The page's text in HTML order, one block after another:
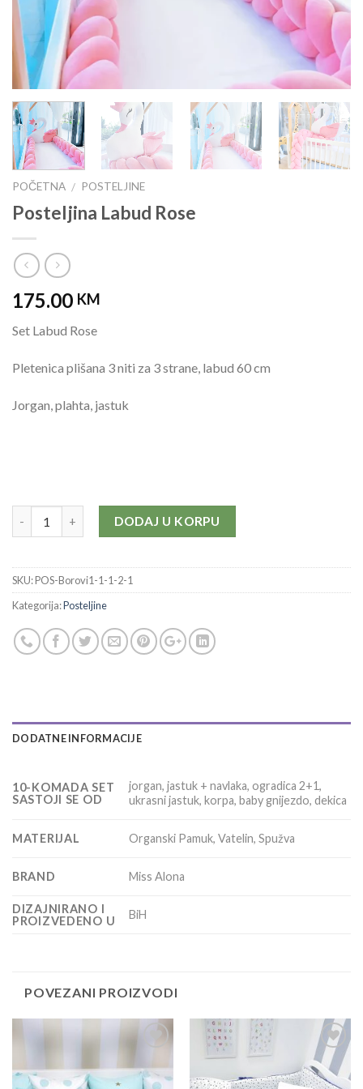
POČETNA / POSTELJINE
Posteljina Labud Rose
175.00 KM
Set Labud Rose
Pletenica plišana 3 niti za 3 strane, labud 60 cm
Jorgan, plahta, jastuk
DODAJ U KORPU
SKU:POS-Borovi1-1-1-2-1
Kategorija:Posteljine
DODATNE INFORMACIJE
10-KOMADA SET
SASTOJI SE OD
jorgan, jastuk + navlaka, ogradica 2+1,
ukrasni jastuk, korpa, baby gnijezdo, dekica
MATERIJAL Organski Pamuk, Vatelin, Spužva
BRAND Miss Alona
DIZAJNIRANO I
PROIZVEDENO U
BiH
POVEZANI PROIZVODI